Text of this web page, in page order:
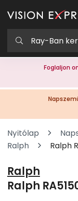
Foglaljon
Nyitólap
Ralph
Ralph
Ralph
Ralph